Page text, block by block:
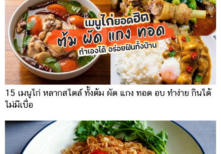
15 เมนูไก่ หลากสไตล์ ทั้งต้ม ผัด แกง ทอด อบ ทำง่าย กินได้
ไม่มีเบื่อ